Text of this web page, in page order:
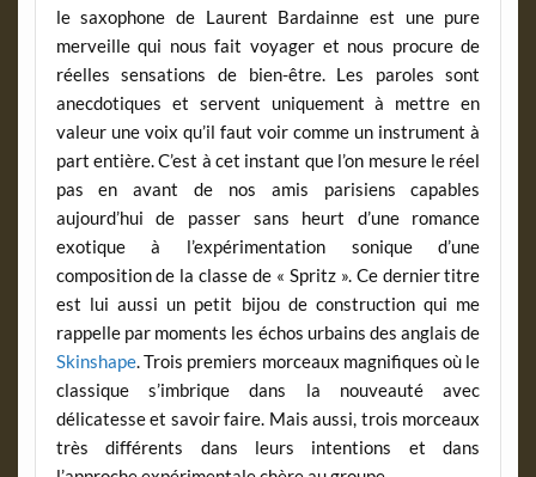
le saxophone de Laurent Bardainne est une pure
merveille qui nous fait voyager et nous procure de
réelles sensations de bien-être. Les paroles sont
anecdotiques et servent uniquement à mettre en
valeur une voix qu’il faut voir comme un instrument à
part entière. C’est à cet instant que l’on mesure le réel
pas en avant de nos amis parisiens capables
aujourd’hui de passer sans heurt d’une romance
exotique à l’expérimentation sonique d’une
composition de la classe de « Spritz ». Ce dernier titre
est lui aussi un petit bijou de construction qui me
rappelle par moments les échos urbains des anglais de
Skinshape. Trois premiers morceaux magnifiques où le
classique s’imbrique dans la nouveauté avec
délicatesse et savoir faire. Mais aussi, trois morceaux
très différents dans leurs intentions et dans